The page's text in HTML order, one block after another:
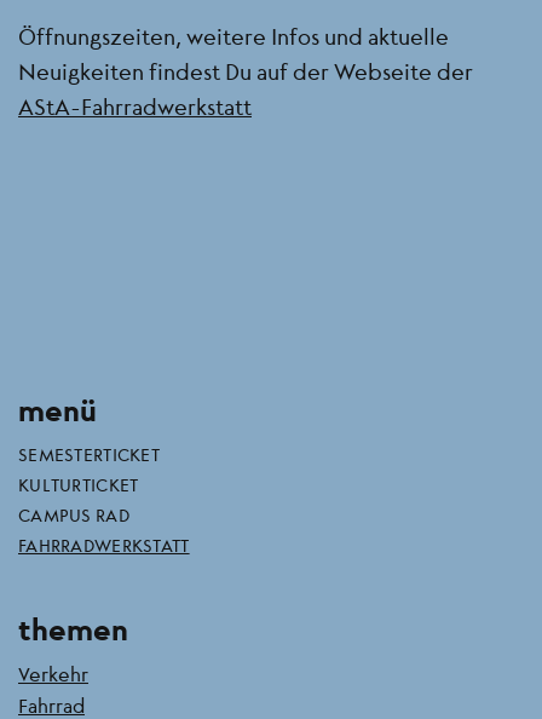
Öffnungszeiten, weitere Infos und aktuelle
Neuigkeiten findest Du auf der Webseite der
AStA-Fahrradwerkstatt
menü
SEMESTERTICKET
KULTURTICKET
CAMPUS RAD
FAHRRADWERKSTATT
themen
Verkehr
Fahrrad